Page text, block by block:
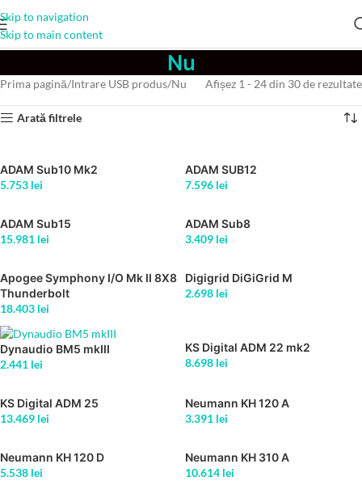
Skip to navigation
Skip to main content
Nu
Prima pagină Intrare USB produs Nu Afișez 1 - 24 din 30 de rezultate
Arată filtrele
ADAM Sub10 Mk2
5.753 lei
ADAM SUB12
7.596 lei
ADAM Sub15
15.981 lei
ADAM Sub8
3.409 lei
Apogee Symphony I/O Mk II 8X8
Thunderbolt
18.403 lei
Digigrid DiGiGrid M
2.698 lei
Dynaudio BM5 mkIII
2.441 lei
KS Digital ADM 22 mk2
8.698 lei
KS Digital ADM 25
13.469 lei
Neumann KH 120 A
3.391 lei
Neumann KH 120 D
5.538 lei
Neumann KH 310 A
10.614 lei